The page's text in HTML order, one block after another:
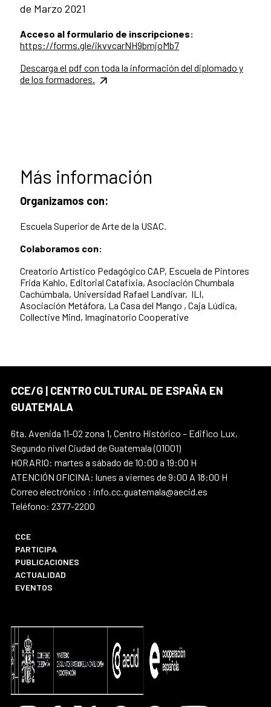
de Marzo 2021
Acceso al formulario de inscripciones:
https://forms.gle/ikvvcarNH9bmjoMb7
Descarga el pdf con toda la información del diplomado y
de los formadores.
Más información
Organizamos con:
Escuela Superior de Arte de la USAC.
Colaboramos con:
Creatorio Artístico Pedagógico CAP, Escuela de Pintores
Frida Kahlo, Editorial Catafixia, Asociación Chumbala
Cachúmbala, Universidad Rafael Landivar, ILI,
Asociación Metáfora, La Casa del Mango , Caja Lúdica,
Collective Mind, Imaginatorio Cooperative
CCE/G | CENTRO CULTURAL DE ESPAÑA EN
GUATEMALA
6ta. Avenida 11-02 zona 1, Centro Histórico – Edifico Lux,
Segundo nivel Ciudad de Guatemala (01001)
HORARIO: martes a sábado de 10:00 a 19:00 H
ATENCIÓN OFICINA: lunes a viernes de 9:00 A 18:00 H
Correo electrónico : info.cc.guatemala@aecid.es
Teléfono: 2377-2200
CCE
PARTICIPA
PUBLICACIONES
ACTUALIDAD
EVENTOS